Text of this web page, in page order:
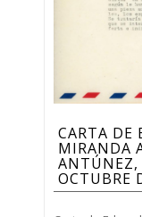
CARTA DE
MIRANDA
ANTÚNEZ,
OCTUBRE